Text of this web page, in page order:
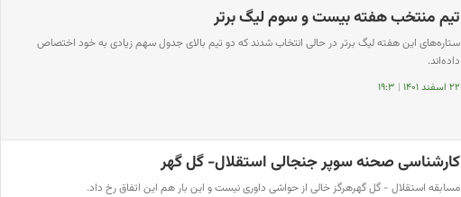
تیم منتخب هفته بیست و سوم لیگ برتر
ستاره‌های این هفته لیگ برتر در حالی انتخاب شدند که دو تیم بالای جدول سهم زیادی به خود اختصاص
داده‌اند.
۲۲ اسفند ۱۴۰۱ | ۱۹:۳
کارشناسی صحنه سوپر جنجالی استقلال- گل گهر
مسابقه استقلال - گل گهرهرگز خالی از حواشی داوری نیست و این بار هم این اتفاق رخ داد.